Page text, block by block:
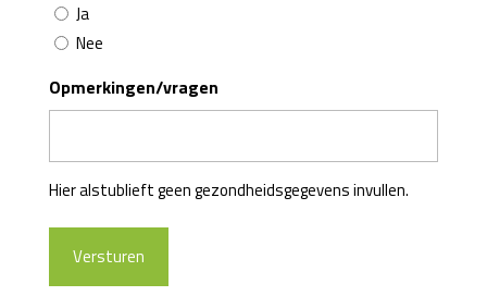
Ja
Nee
Opmerkingen/vragen
Hier alstublieft geen gezondheidsgegevens invullen.